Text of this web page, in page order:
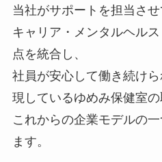
当社がサポートを担当させ
キャリア・メンタルヘル
点を統合し、
社員が安心して働き続け
現しているゆめみ保健室の
これからの企業モデルの
ます。